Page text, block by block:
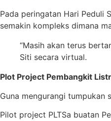
Pada peringatan Hari Peduli
semakin kompleks dimana
“Masih akan terus
Siti secara virtual.
Plot Project Pembangkit
Guna mengurangi tumpukan
Pilot project PLTSa buatan